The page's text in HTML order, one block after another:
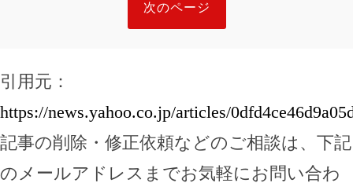
次のページ
引用元：
https://news.yahoo.co.jp/articles/
記事の削除・修正依頼などのご相談は、下記
のメールアドレスまでお気軽にお問い合わ